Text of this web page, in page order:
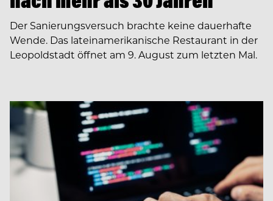
Der Sanierungsversuch brachte keine dauerhafte
Wende. Das lateinamerikanische Restaurant in der
Leopoldstadt öffnet am 9. August zum letzten Mal.